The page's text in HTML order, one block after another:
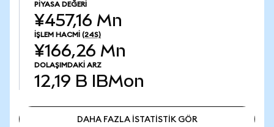
PIYASA DEĞERI
¥457,16 Mn
İŞLEM HACMI (24S)
¥166,26 Mn
DOLAŞIMDAKI ARZ
12,19 B IBMon
DAHA FAZLA İSTATİSTİK GÖR